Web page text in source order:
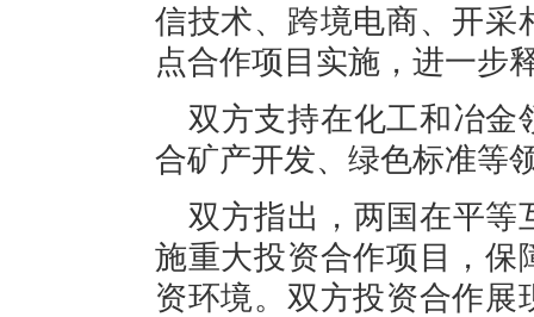
信技术、跨境电商、开采
点合作项目实施，进一步
双方支持在化工和冶金
合矿产开发、绿色标准等
双方指出，两国在平等
施重大投资合作项目，保
资环境。双方投资合作